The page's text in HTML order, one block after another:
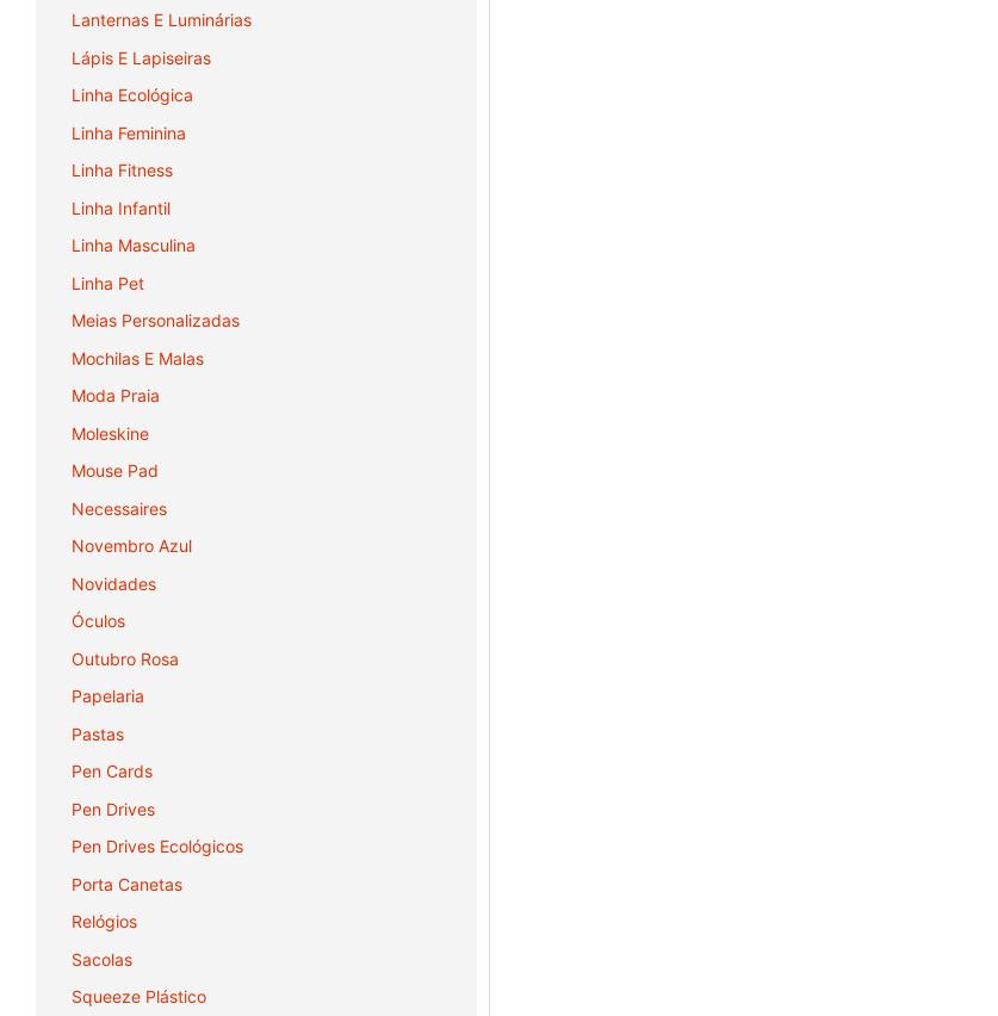
Lanternas E Luminárias
Lápis E Lapiseiras
Linha Ecológica
Linha Feminina
Linha Fitness
Linha Infantil
Linha Masculina
Linha Pet
Meias Personalizadas
Mochilas E Malas
Moda Praia
Moleskine
Mouse Pad
Necessaires
Novembro Azul
Novidades
Óculos
Outubro Rosa
Papelaria
Pastas
Pen Cards
Pen Drives
Pen Drives Ecológicos
Porta Canetas
Relógios
Sacolas
Squeeze Plástico